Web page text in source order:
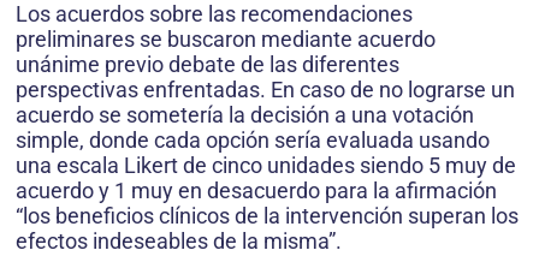
Los acuerdos sobre las recomendaciones
preliminares se buscaron mediante acuerdo
unánime previo debate de las diferentes
perspectivas enfrentadas. En caso de no lograrse un
acuerdo se sometería la decisión a una votación
simple, donde cada opción sería evaluada usando
una escala Likert de cinco unidades siendo 5 muy de
acuerdo y 1 muy en desacuerdo para la afirmación
“los beneficios clínicos de la intervención superan los
efectos indeseables de la misma”.